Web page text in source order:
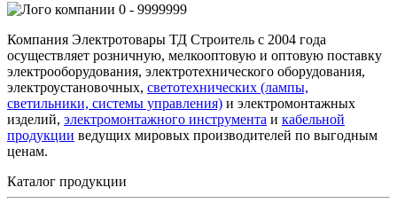
0 - 9999999
Компания Электротовары ТД Строитель с 2004 года
осуществляет розничную, мелкооптовую и оптовую поставку
электрооборудования, электротехнического оборудования,
электроустановочных, светотехнических (лампы,
светильники, системы управления) и электромонтажных
изделий, электромонтажного инструмента и кабельной
продукции ведущих мировых производителей по выгодным
ценам.
Каталог продукции